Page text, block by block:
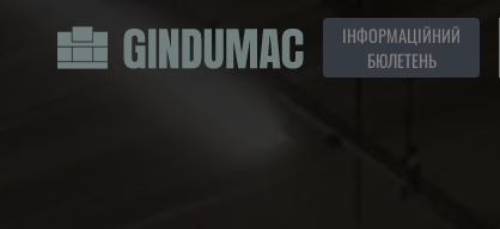
ІНФОРМАЦІЙНИЙ
БЮЛЕТЕНЬ